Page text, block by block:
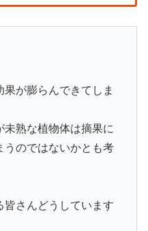
が膨らんできてしま
熟な植物体は摘果に
うのではないかとも考
皆さんどうしています